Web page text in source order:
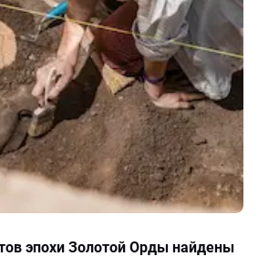
эпохи Золотой Орды найдены